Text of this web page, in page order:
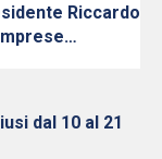
Riccardo
dal 10 al 21